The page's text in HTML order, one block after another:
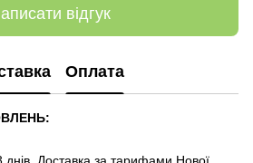
відгук
Оплата
днів. Доставка за тарифами Нової